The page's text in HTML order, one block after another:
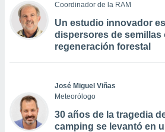
Coordinador de la RAM
Un estudio innovador
dispersores de semillas
regeneración forestal
José Miguel Viñas
Meteorólogo
30 años de la tragedia
camping se levantó en